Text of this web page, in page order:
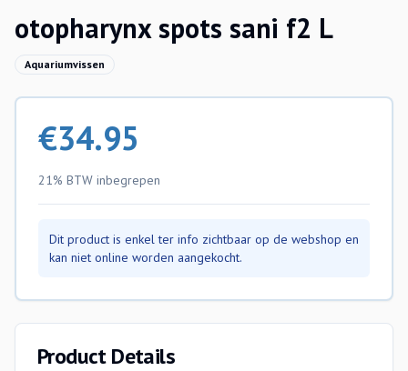
otopharynx spots sani f2 L
Aquariumvissen
€34.95
21% BTW inbegrepen
Dit product is enkel ter info zichtbaar op de webshop en
kan niet online worden aangekocht.
Product Details